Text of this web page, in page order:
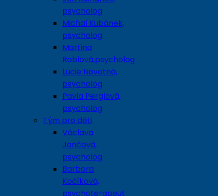
psycholog
Michal Kubánek,
psycholog
Martina
Roblová,psycholog
Lucie Novotná,
psycholog
Pavla Perglová,
psycholog
Tým pro děti
Václava
Jančová,
psycholog
Barbora
Kočíková,
psychoterapeut